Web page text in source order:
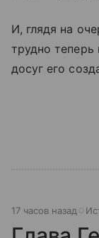
И, глядя на
трудно
досуг его
17 часов назад